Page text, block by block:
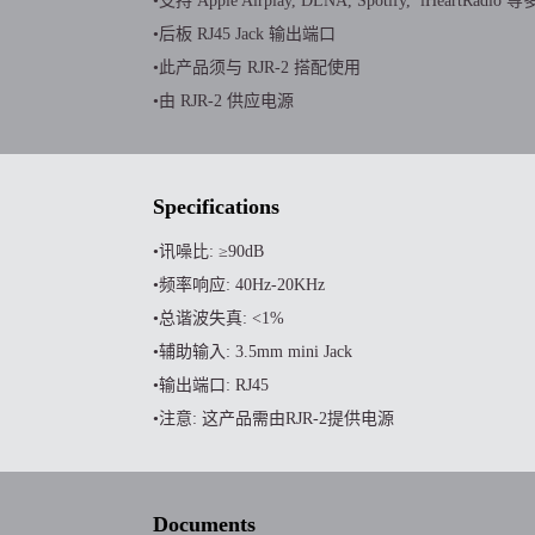
•后板 RJ45 Jack 输出端口
•此产品须与 RJR-2 搭配使用
•由 RJR-2 供应电源
Specifications
•讯噪比: ≥90dB
•频率响应: 40Hz-20KHz
•总谐波失真: <1%
•辅助输入: 3.5mm mini Jack
•输出端口: RJ45
•注意: 这产品需由RJR-2提供电源
Documents